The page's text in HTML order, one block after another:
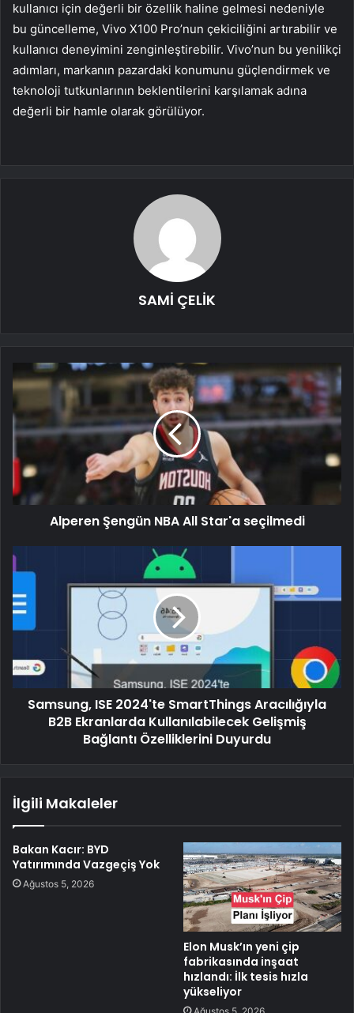
kullanıcı için değerli bir özellik haline gelmesi nedeniyle
bu güncelleme, Vivo X100 Pro’nun çekiciliğini artırabilir ve
kullanıcı deneyimini zenginleştirebilir. Vivo’nun bu yenilikçi
adımları, markanın pazardaki konumunu güçlendirmek ve
teknoloji tutkunlarının beklentilerini karşılamak adına
değerli bir hamle olarak görülüyor.
SAMİ ÇELİK
Alperen Şengün NBA All Star'a seçilmedi
Samsung, ISE 2024'te SmartThings Aracılığıyla
B2B Ekranlarda Kullanılabilecek Gelişmiş
Bağlantı Özelliklerini Duyurdu
İlgili Makaleler
Bakan Kacır: BYD
Yatırımında Vazgeçiş Yok
Ağustos 5, 2026
Elon Musk’ın yeni çip
fabrikasında inşaat
hızlandı: İlk tesis hızla
yükseliyor